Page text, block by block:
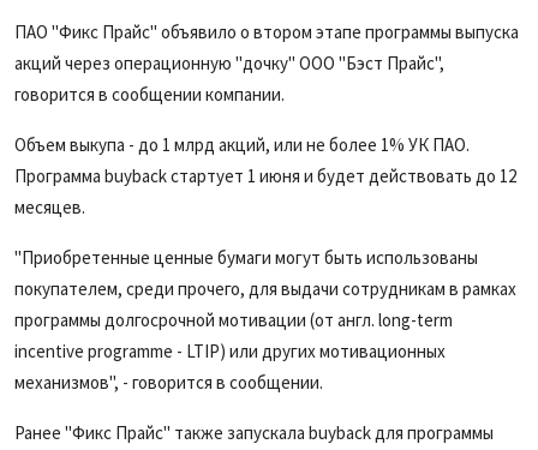
База знаний
ПАО "Фикс Прайс" объявило о втором этапе программы выпуска
акций через операционную "дочку" ООО "Бэст Прайс",
говорится в сообщении компании.
Объем выкупа - до 1 млрд акций, или не более 1% УК ПАО.
Программа buyback стартует 1 июня и будет действовать до 12
месяцев.
"Приобретенные ценные бумаги могут быть использованы
покупателем, среди прочего, для выдачи сотрудникам в рамках
программы долгосрочной мотивации (от англ. long-term
incentive programme - LTIP) или других мотивационных
механизмов", - говорится в сообщении.
Ранее "Фикс Прайс" также запускала buyback для программы